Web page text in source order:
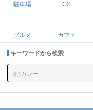
駐車場 GS
グルメ カフェ
キーワードから検索